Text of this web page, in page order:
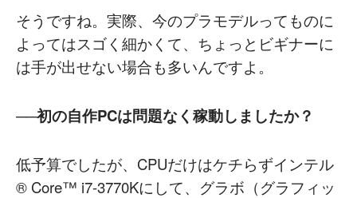
そうですね。実際、今のプラモデルってものに
よってはスゴく細かくて、ちょっとビギナーに
は手が出せない場合も多いんですよ。
──初の自作PCは問題なく稼動しましたか？
低予算でしたが、CPUだけはケチらずインテル
® Core™ i7-3770Kにして、グラボ（グラフィッ